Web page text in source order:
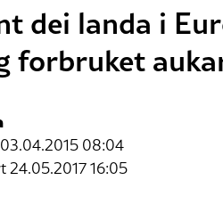
dei landa i
forbruket
03.04.2015 08:04
24.05.2017 16:05